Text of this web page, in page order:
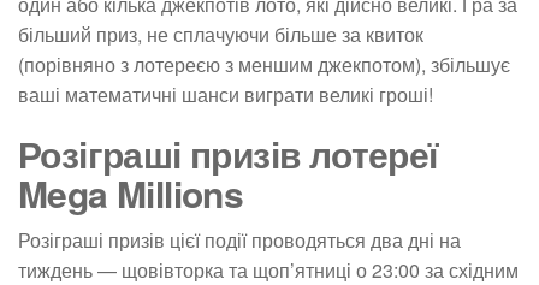
більший приз, не сплачуючи більше за квиток
(порівняно з лотереєю з меншим джекпотом), збільшує
ваші математичні шанси виграти великі гроші!
Розіграші призів лотереї
Mega Millions
Розіграші призів цієї події проводяться два дні на
тиждень — щовівторка та щоп’ятниці о 23:00 за східним